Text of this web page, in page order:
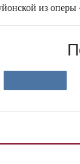
из оперы